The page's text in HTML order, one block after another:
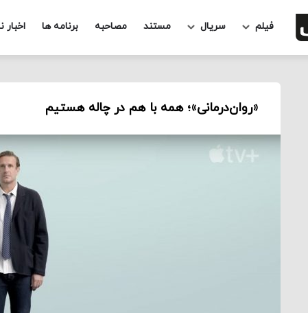
فیلم سریال مستند مصاحبه برنامه ها اخبار
«روان‌درمانی»؛ همه با هم در چاله هستیم